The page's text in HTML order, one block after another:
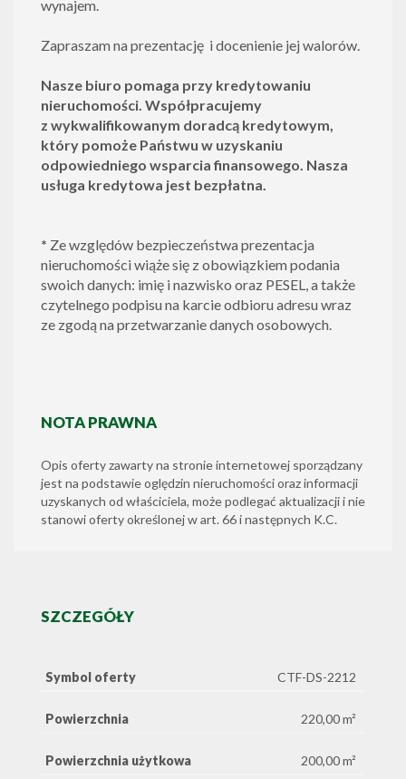
wynajem.
Zapraszam na prezentację i docenienie jej walorów.
Nasze biuro pomaga przy kredytowaniu
nieruchomości. Współpracujemy
z wykwalifikowanym doradcą kredytowym,
który pomoże Państwu w uzyskaniu
odpowiedniego wsparcia finansowego. Nasza
usługa kredytowa jest bezpłatna.
* Ze względów bezpieczeństwa prezentacja
nieruchomości wiąże się z obowiązkiem podania
swoich danych: imię i nazwisko oraz PESEL, a także
czytelnego podpisu na karcie odbioru adresu wraz
ze zgodą na przetwarzanie danych osobowych.
NOTA PRAWNA
Opis oferty zawarty na stronie internetowej sporządzany
jest na podstawie oględzin nieruchomości oraz informacji
uzyskanych od właściciela, może podlegać aktualizacji i nie
stanowi oferty określonej w art. 66 i następnych K.C.
SZCZEGÓŁY
Symbol oferty CTF-DS-2212
Powierzchnia 220,00 m²
Powierzchnia użytkowa 200,00 m²